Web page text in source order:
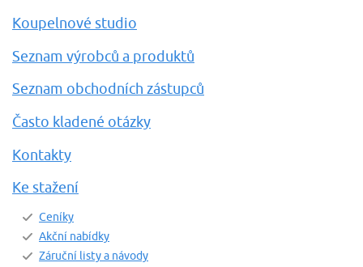
Koupelnové studio
Seznam výrobců a produktů
Seznam obchodních zástupců
Často kladené otázky
Kontakty
Ke stažení
Ceníky
Akční nabídky
Záruční listy a návody